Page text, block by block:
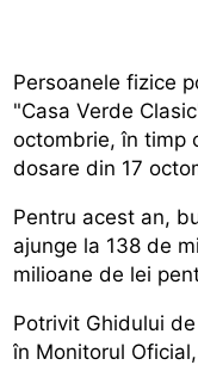
Persoanele fizice
"Casa Verde
octombrie, în timp
dosare din 17
Pentru acest an,
ajunge la 138 de
milioane de lei
Potrivit Ghidului
în Monitorul